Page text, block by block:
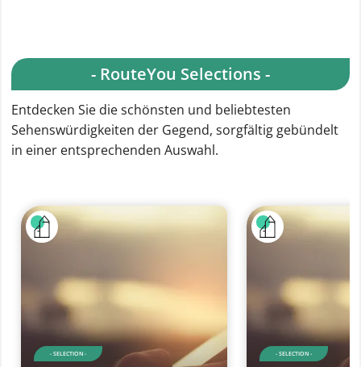
- RouteYou Selections -
Entdecken Sie die schönsten und beliebtesten
Sehenswürdigkeiten der Gegend, sorgfältig gebündelt
in einer entsprechenden Auswahl.
- SELECTION - - SELECTION -